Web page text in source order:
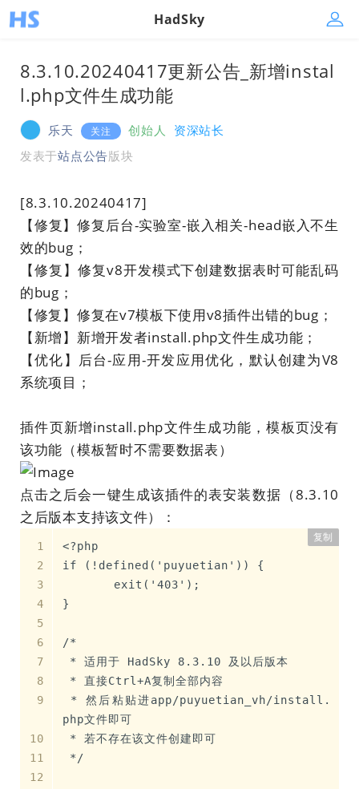
HadSky
8.3.10.20240417更新公告_新增instal
l.php文件生成功能
乐天 关注 创始人
资深站长
发表于站点公告版块
[8.3.10.20240417]
【修复】修复后台-实验室-嵌入相关-head嵌入不生
效的bug；
【修复】修复v8开发模式下创建数据表时可能乱码
的bug；
【修复】修复在v7模板下使用v8插件出错的bug；
【新增】新增开发者install.php文件生成功能；
【优化】后台-应用-开发应用优化，默认创建为V8
系统项目；
插件页新增install.php文件生成功能，模板页没有
该功能（模板暂时不需要数据表）
点击之后会一键生成该插件的表安装数据（8.3.10
之后版本支持该文件）：
<?php
if (!defined('puyuetian')) {
	exit('403');
}
/*
* 适用于 HadSky 8.3.10 及以后版本
* 直接Ctrl+A复制全部内容
* 然后粘贴进app/puyuetian_vh/install.
php文件即可
* 若不存在该文件创建即可
*/
复制